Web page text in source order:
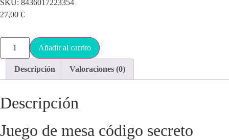
SKU: 8436017223354
27,00 €
Añadir al carrito
Descripción Valoraciones (0)
Descripción
Juego de mesa código secreto